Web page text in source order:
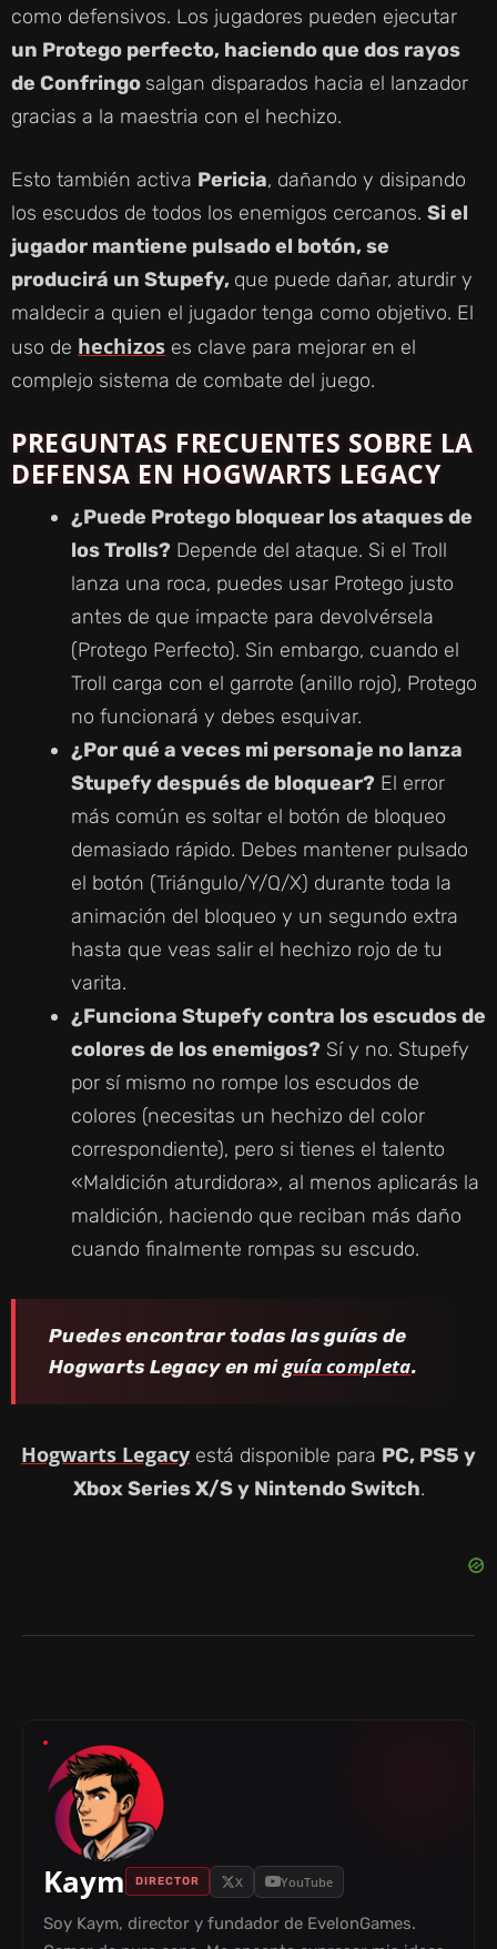
como defensivos. Los jugadores pueden ejecutar
un Protego perfecto, haciendo que dos rayos
de Confringo salgan disparados hacia el lanzador
gracias a la maestria con el hechizo.
Esto también activa Pericia, dañando y disipando
los escudos de todos los enemigos cercanos. Si el
jugador mantiene pulsado el botón, se
producirá un Stupefy, que puede dañar, aturdir y
maldecir a quien el jugador tenga como objetivo. El
uso de hechizos es clave para mejorar en el
complejo sistema de combate del juego.
PREGUNTAS FRECUENTES SOBRE LA
DEFENSA EN HOGWARTS LEGACY
¿Puede Protego bloquear los ataques de
los Trolls? Depende del ataque. Si el Troll
lanza una roca, puedes usar Protego justo
antes de que impacte para devolvérsela
(Protego Perfecto). Sin embargo, cuando el
Troll carga con el garrote (anillo rojo), Protego
no funcionará y debes esquivar.
¿Por qué a veces mi personaje no lanza
Stupefy después de bloquear? El error
más común es soltar el botón de bloqueo
demasiado rápido. Debes mantener pulsado
el botón (Triángulo/Y/Q/X) durante toda la
animación del bloqueo y un segundo extra
hasta que veas salir el hechizo rojo de tu
varita.
¿Funciona Stupefy contra los escudos de
colores de los enemigos? Sí y no. Stupefy
por sí mismo no rompe los escudos de
colores (necesitas un hechizo del color
correspondiente), pero si tienes el talento
«Maldición aturdidora», al menos aplicarás la
maldición, haciendo que reciban más daño
cuando finalmente rompas su escudo.
Puedes encontrar todas las guías de
Hogwarts Legacy en mi guía completa.
Hogwarts Legacy está disponible para PC, PS5 y
Xbox Series X/S y Nintendo Switch.
Kaym DIRECTOR X YouTube
Soy Kaym, director y fundador de EvelonGames.